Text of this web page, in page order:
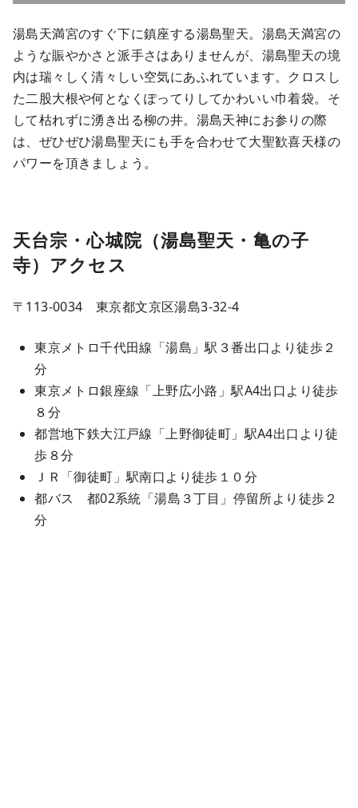
湯島天満宮のすぐ下に鎮座する湯島聖天。湯島天満宮の
ような賑やかさと派手さはありませんが、湯島聖天の境
内は瑞々しく清々しい空気にあふれています。クロスし
た二股大根や何となくぽってりしてかわいい巾着袋。そ
して枯れずに湧き出る柳の井。湯島天神にお参りの際
は、ぜひぜひ湯島聖天にも手を合わせて大聖歓喜天様の
パワーを頂きましょう。
天台宗・心城院（湯島聖天・亀の子
寺）アクセス
〒113-0034 東京都文京区湯島3-32-4
東京メトロ千代田線「湯島」駅３番出口より徒歩２
分
東京メトロ銀座線「上野広小路」駅A4出口より徒歩
８分
都営地下鉄大江戸線「上野御徒町」駅A4出口より徒
歩８分
ＪＲ「御徒町」駅南口より徒歩１０分
都バス 都02系統「湯島３丁目」停留所より徒歩２
分